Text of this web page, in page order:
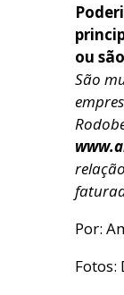
ou
São
Por:
Fotos: